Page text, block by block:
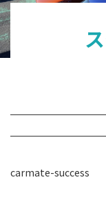
carmate-success